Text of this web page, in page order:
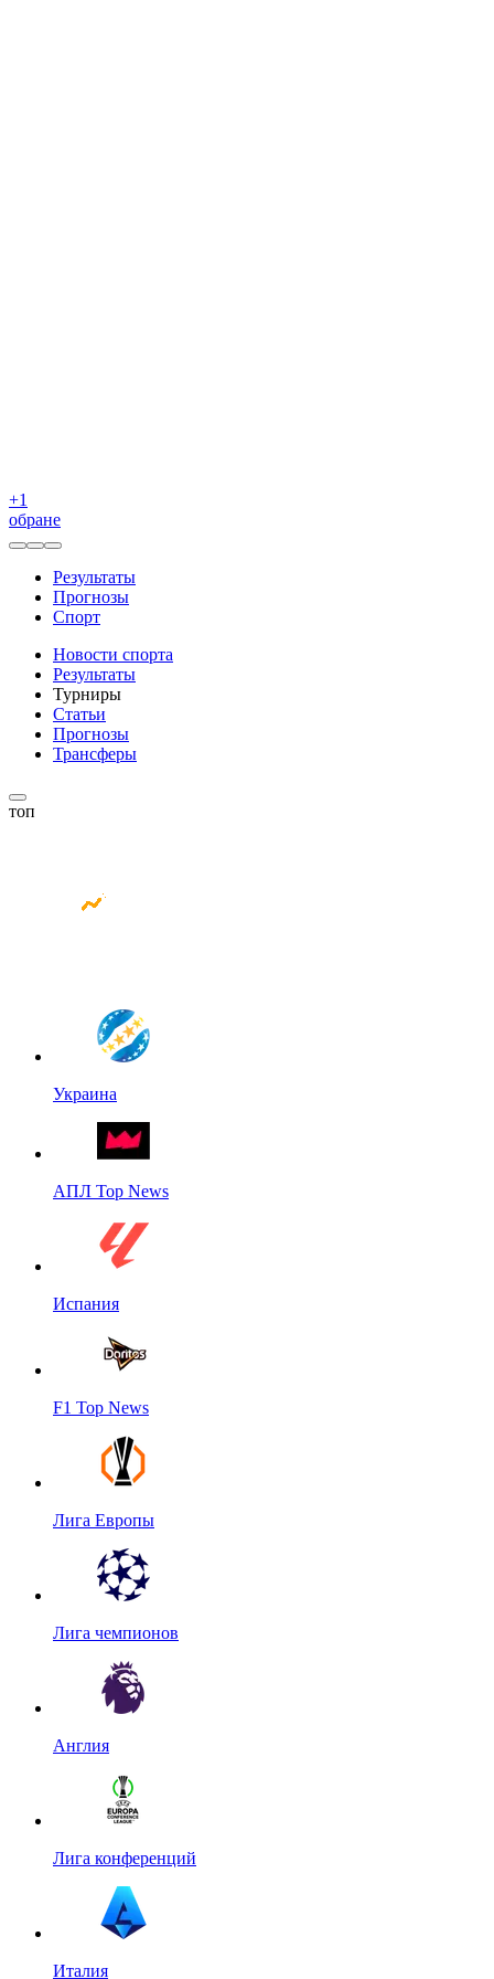
+1
обране
Результаты
Прогнозы
Спорт
Новости спорта
Результаты
Турниры
Статьи
Прогнозы
Трансферы
топ
Украина
АПЛ Top News
Испания
F1 Top News
Лига Европы
Лига чемпионов
Англия
Лига конференций
Италия